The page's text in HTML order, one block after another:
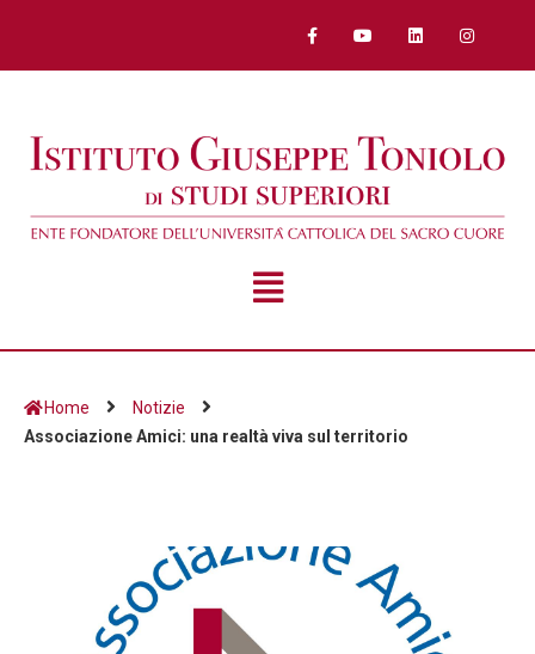
Home
Notizie
Associazione Amici: una realtà viva sul territorio